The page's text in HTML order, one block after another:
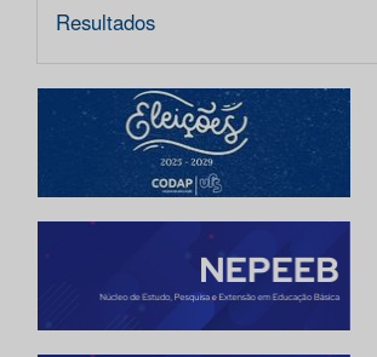
Resultados